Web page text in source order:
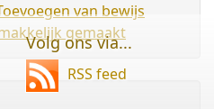
van bewijs
gemaakt
Volg ons via...
RSS feed